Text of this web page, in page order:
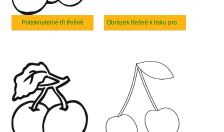
Potisknutelné tři třešně Obrázek třešně k tisku pro děti